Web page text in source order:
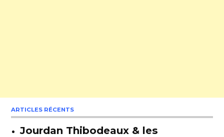
ARTICLES RÉCENTS
Jourdan Thibodeaux & les